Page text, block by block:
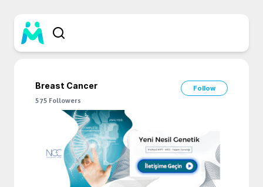
Breast Cancer
Follow
575 Followers